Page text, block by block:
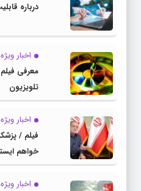
درباره
اخبار ویژه
معرفی
تلویزیون
اخبار ویژه
فیلم /
خواهم
اخبار ویژه